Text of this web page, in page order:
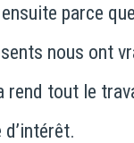
parce
nous ont
rend tout le